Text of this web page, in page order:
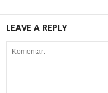
LEAVE A REPLY